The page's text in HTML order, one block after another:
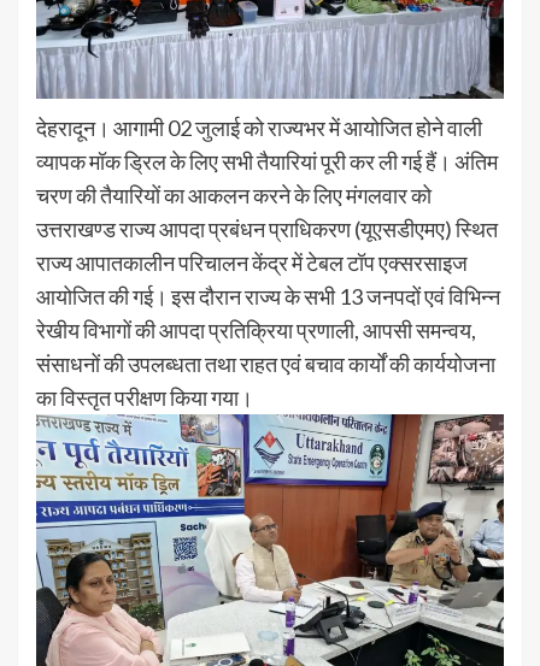
देहरादून। आगामी 02 जुलाई को राज्यभर में आयोजित होने वाली
व्यापक मॉक ड्रिल के लिए सभी तैयारियां पूरी कर ली गई हैं। अंतिम
चरण की तैयारियों का आकलन करने के लिए मंगलवार को
उत्तराखण्ड राज्य आपदा प्रबंधन प्राधिकरण (यूएसडीएमए) स्थित
राज्य आपातकालीन परिचालन केंद्र में टेबल टॉप एक्सरसाइज
आयोजित की गई। इस दौरान राज्य के सभी 13 जनपदों एवं विभिन्न
रेखीय विभागों की आपदा प्रतिक्रिया प्रणाली, आपसी समन्वय,
संसाधनों की उपलब्धता तथा राहत एवं बचाव कार्यों की कार्ययोजना
का विस्तृत परीक्षण किया गया।